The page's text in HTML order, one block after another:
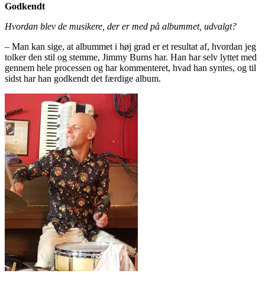
Godkendt
Hvordan blev de musikere, der er med på albummet, udvalgt?
– Man kan sige, at albummet i høj grad er et resultat af, hvordan jeg
tolker den stil og stemme, Jimmy Burns har. Han har selv lyttet med
gennem hele processen og har kommenteret, hvad han syntes, og til
sidst har han godkendt det færdige album.